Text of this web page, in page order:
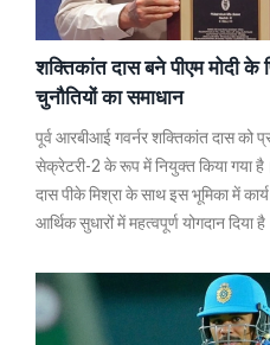
शक्तिकांत दास बने पीएम मोदी
चुनौतियों का समाधान
पूर्व आरबीआई गवर्नर शक्तिकांत दास को
सेक्रेटरी-2 के रूप में नियुक्त किया गया
दास पीके मिश्रा के साथ इस भूमिका में
आर्थिक सुधारों में महत्वपूर्ण योगदान दिया